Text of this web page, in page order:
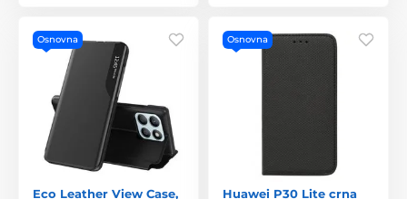
Osnovna
Eco Leather View Case,
Osnovna
Huawei P30 Lite crna